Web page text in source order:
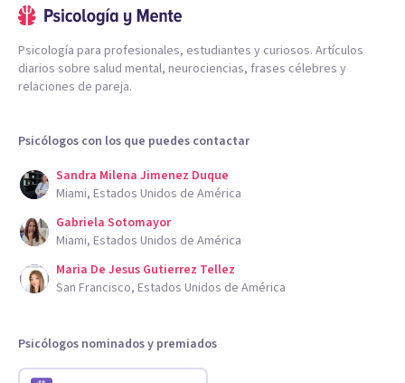
Psicología para profesionales, estudiantes y curiosos. Artículos
diarios sobre salud mental, neurociencias, frases célebres y
relaciones de pareja.
Psicólogos con los que puedes contactar
Sandra Milena Jimenez Duque
Miami, Estados Unidos de América
Gabriela Sotomayor
Miami, Estados Unidos de América
Maria De Jesus Gutierrez Tellez
San Francisco, Estados Unidos de América
Psicólogos nominados y premiados